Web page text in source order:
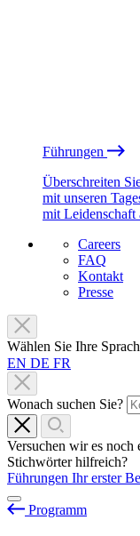
Führungen
Überschreiten
mit unseren
mit Leidenschaft
Careers
FAQ
Kontakt
Presse
Wählen Sie Ihre
EN DE FR
Wonach suchen Sie?
Versuchen wir es noch
Stichwörter hilfreich?
Führungen Ihr erster
Programm